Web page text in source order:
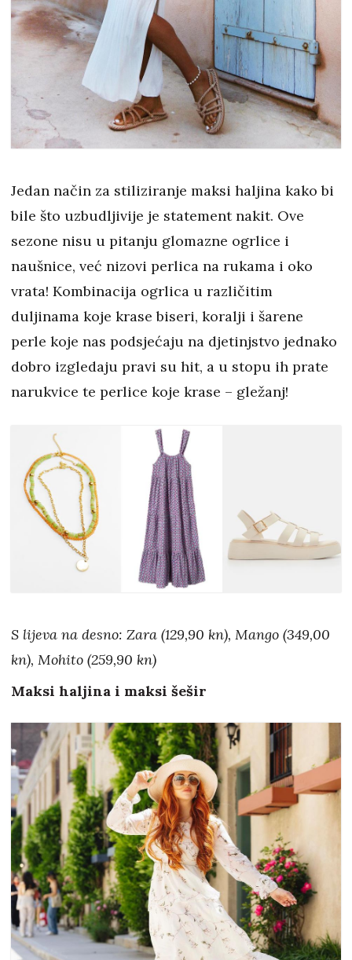
Jedan način za stiliziranje maksi haljina kako bi
bile što uzbudljivije je statement nakit. Ove
sezone nisu u pitanju glomazne ogrlice i
naušnice, već nizovi perlica na rukama i oko
vrata! Kombinacija ogrlica u različitim
duljinama koje krase biseri, koralji i šarene
perle koje nas podsjećaju na djetinjstvo jednako
dobro izgledaju pravi su hit, a u stopu ih prate
narukvice te perlice koje krase – gležanj!
S lijeva na desno: Zara (129,90 kn), Mango (349,00
kn), Mohito (259,90 kn)
Maksi haljina i maksi šešir